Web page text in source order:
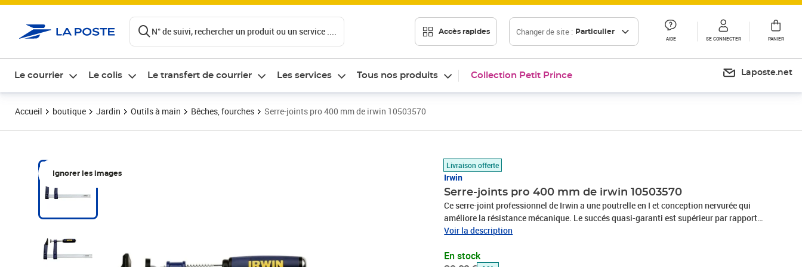
N° de suivi, rechercher un produit ou un service .... Accès rapides Changer de site : Particulier
AIDE SE CONNECTER PANIER
Le courrier Le colis Le transfert de courrier Les services Tous nos produits Collection Petit Prince Laposte.net
Accueil boutique Jardin Outils à main Bêches, fourches Serre-joints pro 400 mm de irwin 10503570
Ignorer les images
Livraison offerte
Irwin
Serre-joints pro 400 mm de irwin 10503570
Ce serre-joint professionnel de Irwin a une poutrelle en I et conception nervurée qui
améliore la résistance mécanique. Le succés quasi-garanti est supérieur par rapport
aux autres serres-joints. Les coussinets amovibles ont une excellente adhérence sur
composite a un Soft Grip pour plus de confort, ce qui signifie qu'une meilleur force de
Voir la description
En stock
Prix barré 39,99 €
Prix 34,60€